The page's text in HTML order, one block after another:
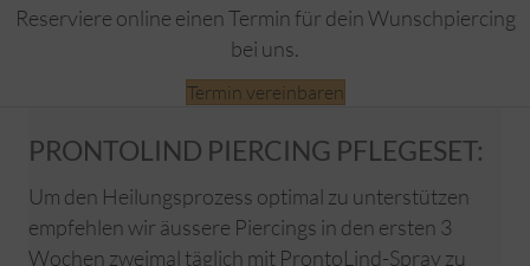
Reserviere online einen Termin für dein Wunschpiercing
bei uns.
Termin vereinbaren
PRONTOLIND PIERCING PFLEGESET:
Um den Heilungsprozess optimal zu unterstützen
empfehlen wir äussere Piercings in den ersten 3
Wochen zweimal täglich mit ProntoLind-Spray zu